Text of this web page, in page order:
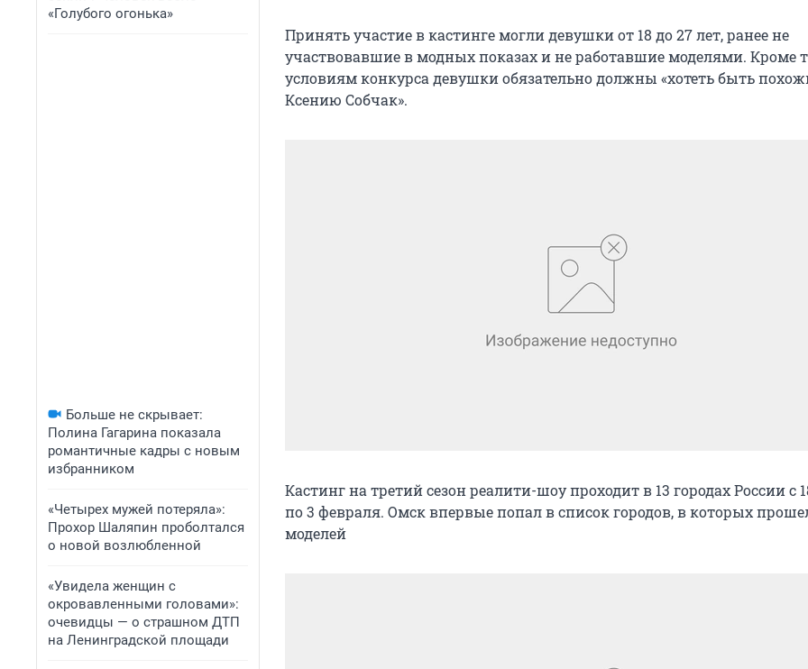
«Голубого огонька»
Больше не скрывает:
Полина Гагарина показала
романтичные кадры с новым
избранником
«Четырех мужей потеряла»:
Прохор Шаляпин проболтался
о новой возлюбленной
«Увидела женщин с
окровавленными головами»:
очевидцы — о страшном ДТП
на Ленинградской площади
Принять участие в кастинге могли девушки от 18 до 27 лет, ранее не
участвовавшие в модных показах и не работавшие моделями. Кроме
условиям конкурса девушки обязательно должны «хотеть быть
Ксению Собчак».
Кастинг на третий сезон реалити-шоу проходит в 13 городах России с
по 3 февраля. Омск впервые попал в список городов, в которых
моделей